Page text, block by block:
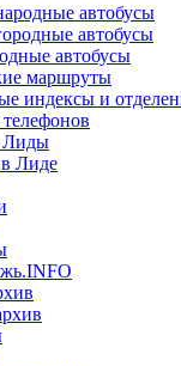
автобусы
автобусы
автобусы
маршруты
индексы и
Лиды
Лиде